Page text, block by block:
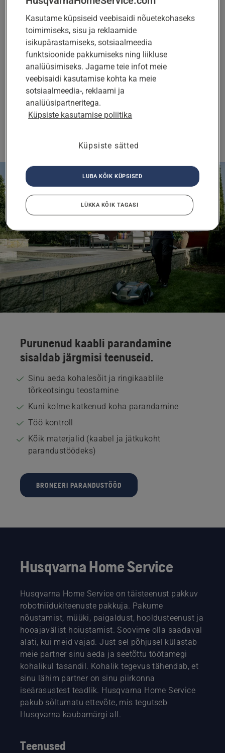
Sinine vilkuv tuli laadimisjaamas ja teade
„Ringisignaal puudub“ rakenduses või
robotniiduki ekraanil võivad tähendada, et kaabel
on purunenud. Ära vaeva pead purunenud kaabli
omal jõul parandamisega: palu partneril
probleem tuvastada ja piirdekaabel sinu eest
parandada.
TEE PÄRING
Purunenud kaabli parandamine
sisaldab järgmisi teenuseid.
Sinu aeda kohalesõit ja ringikaablile
tõrkeotsingu teostamine
Kuni kolme katkenud koha parandamine
Töö kontroll
Kõik materjalid (kaabel ja jätkukoht
parandustöödeks)
BRONEERI PARANDUSTÖÖD
Husqvarna Home Service
Husqvarna Home Service on täisteenust pakkuv
robotniidukiteenuste pakkuja. Pakume
nõustamist, müüki, paigaldust, hooldusteenust ja
hooajavälist hoiustamist. Soovime olla saadaval
alati, kui meid vajad. Just sel põhjusel külastab
meie partner sinu aeda ja seetõttu töötamegi
kohalikul tasandil. Kohalik tegevus tähendab, et
sinu lähim partner on sinu piirkonna
iseärasustest teadlik. Husqvarna Home Service
pakub sõltumatu ettevõte, mis tegutseb
Husqvarna kaubamärgi all.
Teenused
Kasutame küpsiseid veebisaidi nõuetekohaseks
toimimiseks, sisu ja reklaamide
isikupärastamiseks, sotsiaalmeedia
funktsioonide pakkumiseks ning liikluse
analüüsimiseks. Jagame teie infot meie
veebisaidi kasutamise kohta ka meie
sotsiaalmeedia-, reklaami ja
analüüsipartneritega.
Küpsiste kasutamise poliitika
Küpsiste sätted
LÜKKA KÕIK TAGASI
LUBA KÕIK KÜPSISED